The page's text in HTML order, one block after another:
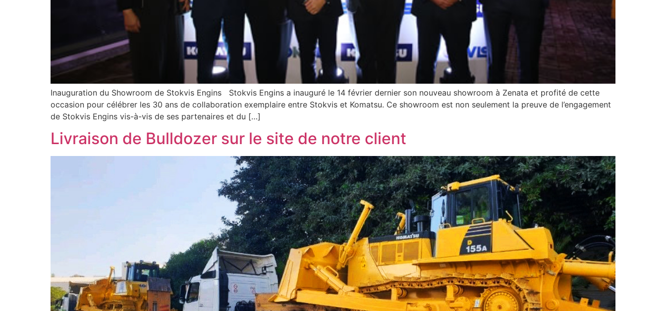
Inauguration du Showroom de Stokvis Engins Stokvis Engins a inauguré le 14 février dernier son nouveau showroom à Zenata et profité de cette
occasion pour célébrer les 30 ans de collaboration exemplaire entre Stokvis et Komatsu. Ce showroom est non seulement la preuve de l’engagement
de Stokvis Engins vis-à-vis de ses partenaires et du […]
Livraison de Bulldozer sur le site de notre client